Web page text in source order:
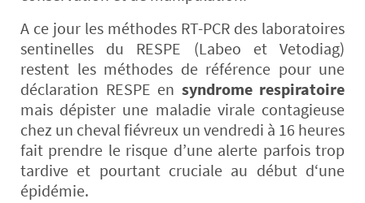
A ce jour les méthodes RT-PCR des laboratoires
sentinelles du RESPE (Labeo et Vetodiag)
restent les méthodes de référence pour une
déclaration RESPE en syndrome respiratoire
mais dépister une maladie virale contagieuse
chez un cheval fiévreux un vendredi à 16 heures
fait prendre le risque d’une alerte parfois trop
tardive et pourtant cruciale au début d‘une
épidémie.